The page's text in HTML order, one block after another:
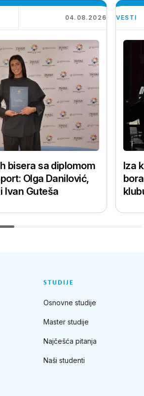
04.08.2026
bisera sa diplomom
Olga Danilović,
Ivan Guteša
VESTI
Iza
STUDIJE
Osnovne studije
Master studije
Najčešća pitanja
Naši studenti